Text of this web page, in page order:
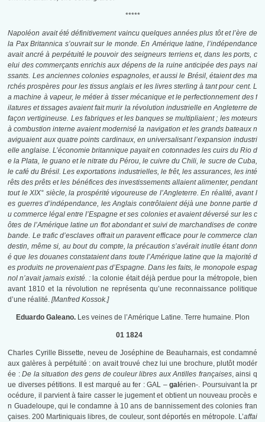
*****
Napoléon avait été définitivement vaincu quelques années plus tôt et l’ère de
la Pax Britannica s’ouvrait sur le monde. En Amérique latine, l’indépendance
avait ancré à perpétuité le pouvoir des seigneurs terriens et, dans les ports, c
elui des commerçants enrichis aux dépens de la ruine anticipée des pays nai
ssants. Les anciennes colonies espagnoles, et aussi le Brésil, étaient des ma
rchés prospères pour les tissus anglais et les livres sterling à tant pour cent. L
a machine à vapeur, le métier à tisser mécanique et le perfectionnement des f
ilatures et tissages avaient fait murir la révolution industrielle en Angleterre de
façon vertigineuse. Les fabriques et les banques se multipliaient ; les moteurs
à combustion interne avaient modernisé la navigation et les grands bateaux n
aviguaient aux quatre points cardinaux, en universalisant l’expansion industri
elle anglaise. L’économie britannique payait en cotonnades les cuirs du Rio d
e la Plata, le guano et le nitrate du Pérou, le cuivre du Chili, le sucre de Cuba,
le café du Brésil. Les exportations industrielles, le frêt, les assurances, les inté
rêts des prêts et les bénéfices des investissements allaient alimenter, pendant
tout le XIX° siècle, la prospérité vigoureuse de l’Angleterre. En réalité, avant l
es guerres d’indépendance, les Anglais contrôlaient déjà une bonne partie d
u commerce légal entre l’Espagne et ses colonies et avaient déversé sur les c
ôtes de l’Amérique latine un flot abondant et suivi de marchandises de contre
bande. Le trafic d’esclaves offrait un paravent efficace pour le commerce clan
destin, même si, au bout du compte, la précaution s’avérait inutile étant donn
é que les douanes constataient dans toute l’Amérique latine que la majorité d
es produits ne provenaient pas d’Espagne. Dans les faits, le monopole espag
nol n’avait jamais existé. : la colonie était déjà perdue pour la métropole, bien
avant 1810 et la révolution ne représenta qu’une reconnaissance politique
d’une réalité. [Manfred Kossok.]
Eduardo Galeano. Les veines de l’Amérique Latine. Terre humaine. Plon
01 1824
Charles Cyrille Bissette, neveu de Joséphine de Beauharnais, est condamné
aux galères à perpétuité : on avait trouvé chez lui une brochure, plutôt modér
ée :De la situation des gens de couleur libres aux Antilles françaises, ainsi q
ue diverses pétitions. Il est marqué au fer : GAL –galérien-. Poursuivant la pr
océdure, il parvient à faire casser le jugement et obtient un nouveau procès e
n Guadeloupe, qui le condamne à 10 ans de bannissement des colonies fran
çaises. 200 Martiniquais libres, de couleur, sont déportés en métropole. L’affai